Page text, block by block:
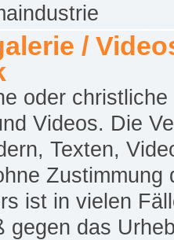
/
oder christliche
Videos. Die
Texten,
Zustimmung
ist in vielen
gegen das